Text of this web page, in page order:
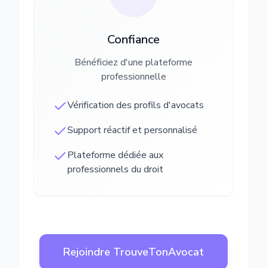
Confiance
Bénéficiez d'une plateforme
professionnelle
Vérification des profils d'avocats
Support réactif et personnalisé
Plateforme dédiée aux
professionnels du droit
Rejoindre TrouveTonAvocat